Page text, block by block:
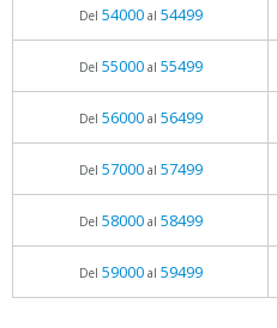
Del 54000al 54499
Del 55000al 55499
Del 56000al 56499
Del 57000al 57499
Del 58000al 58499
Del 59000al 59499